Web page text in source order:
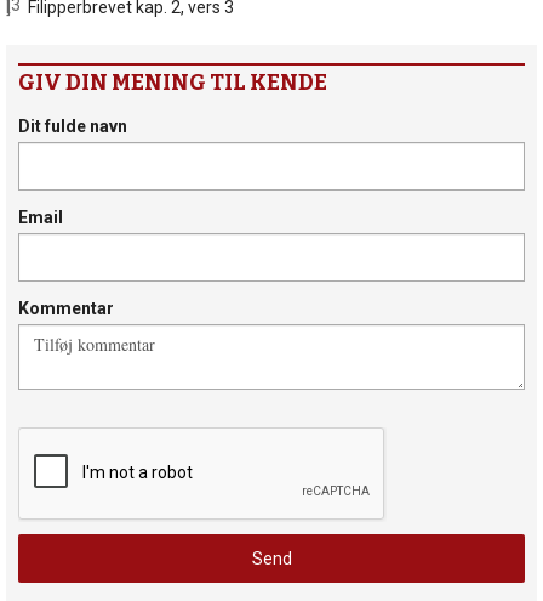
Filipperbrevet kap. 2, vers 3
GIV DIN MENING TIL KENDE
Dit fulde navn
Email
Kommentar